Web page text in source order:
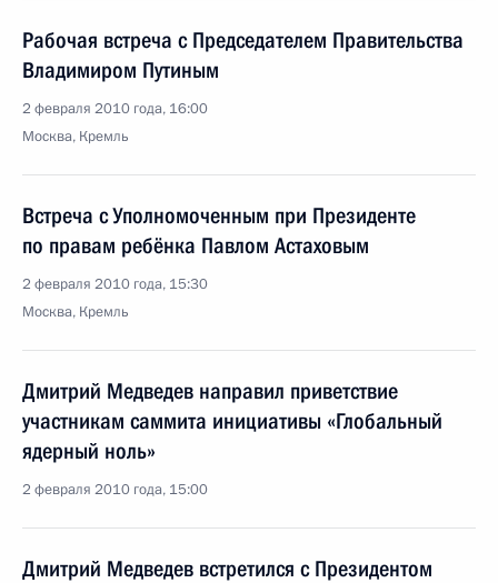
Рабочая встреча с Председателем Правительства
Владимиром Путиным
2 февраля 2010 года, 16:00
Москва, Кремль
Встреча с Уполномоченным при Президенте
по правам ребёнка Павлом Астаховым
2 февраля 2010 года, 15:30
Москва, Кремль
Дмитрий Медведев направил приветствие
участникам саммита инициативы «Глобальный
ядерный ноль»
2 февраля 2010 года, 15:00
Дмитрий Медведев встретился с Президентом